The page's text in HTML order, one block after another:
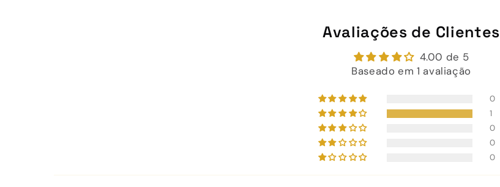
Avaliações de Clientes
4.00 de 5
Baseado em 1 avaliação
0
1
0
0
0